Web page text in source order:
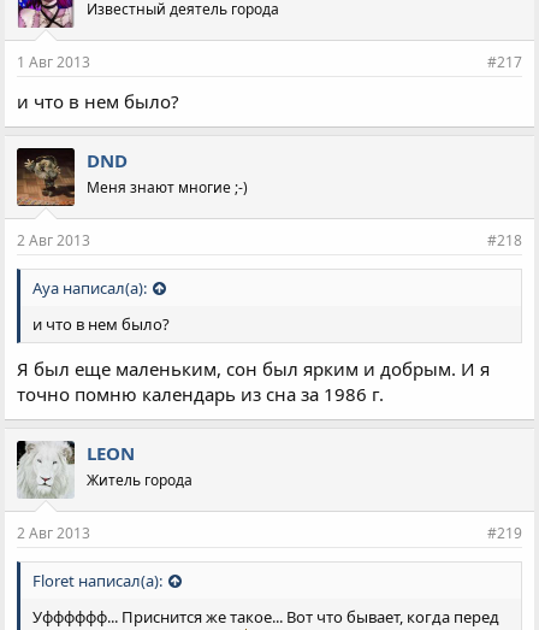
Известный деятель города
1 Авг 2013 #217
и что в нем было?
DND
Меня знают многие ;-)
2 Авг 2013 #218
Aya написал(а):
и что в нем было?
Я был еще маленьким, сон был ярким и добрым. И я
точно помню календарь из сна за 1986 г.
LEON
Житель города
2 Авг 2013 #219
Floret написал(а):
Уфффффф... Приснится же такое... Вот что бывает, когда перед